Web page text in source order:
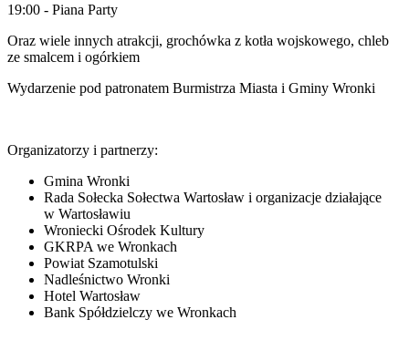
19:00 - Piana Party
Oraz wiele innych atrakcji, grochówka z kotła wojskowego, chleb
ze smalcem i ogórkiem
Wydarzenie pod patronatem Burmistrza Miasta i Gminy Wronki
Organizatorzy i partnerzy:
Gmina Wronki
Rada Sołecka Sołectwa Wartosław i organizacje działające
w Wartosławiu
Wroniecki Ośrodek Kultury
GKRPA we Wronkach
Powiat Szamotulski
Nadleśnictwo Wronki
Hotel Wartosław
Bank Spółdzielczy we Wronkach